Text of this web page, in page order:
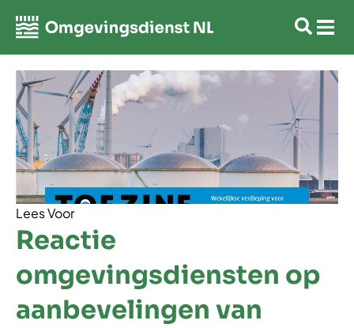
Lees Voor
Reactie
omgevingsdiensten op
aanbevelingen van